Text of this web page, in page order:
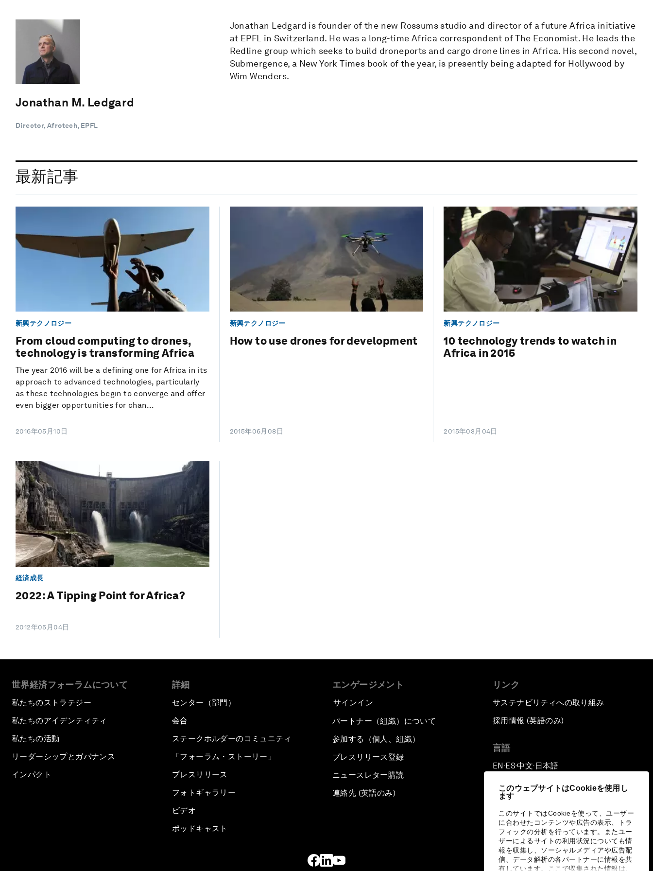
このウェブサイトはCookieを使用し
ます
このサイトではCookieを使って、ユーザー
に合わせたコンテンツや広告の表示、トラ
フィックの分析を行っています。またユー
ザーによるサイトの利用状況についても情
報を収集し、ソーシャルメディアや広告配
信、データ解析の各パートナーに情報を共
有しています。ここで収集された情報は、
Jonathan M. Ledgard
Director, Afrotech, EPFL
Jonathan Ledgard is founder of the new Rossums studio and director of a future Africa initiative
at EPFL in Switzerland. He was a long-time Africa correspondent of The Economist. He leads the
Redline group which seeks to build droneports and cargo drone lines in Africa. His second novel,
Submergence, a New York Times book of the year, is presently being adapted for Hollywood by
Wim Wenders.
最新記事
新興テクノロジー
From cloud computing to drones,
technology is transforming Africa
The year 2016 will be a defining one for Africa in its
approach to advanced technologies, particularly
as these technologies begin to converge and offer
even bigger opportunities for chan...
2016年05月10日
新興テクノロジー
How to use drones for development
2015年06月08日
新興テクノロジー
10 technology trends to watch in
Africa in 2015
2015年03月04日
経済成長
2022: A Tipping Point for Africa?
2012年05月04日
世界経済フォーラムについて
私たちのストラテジー
私たちのアイデンティティ
私たちの活動
リーダーシップとガバナンス
インパクト
詳細
センター（部門）
会合
ステークホルダーのコミュニティ
「フォーラム・ストーリー」
プレスリリース
フォトギャラリー
ビデオ
ポッドキャスト
エンゲージメント
サインイン
パートナー（組織）について
参加する（個人、組織）
プレスリリース登録
ニュースレター購読
連絡先 (英語のみ)
リンク
サステナビリティへの取り組み
採用情報 (英語のみ)
言語
EN ▪ ES▪中文▪ 日本語